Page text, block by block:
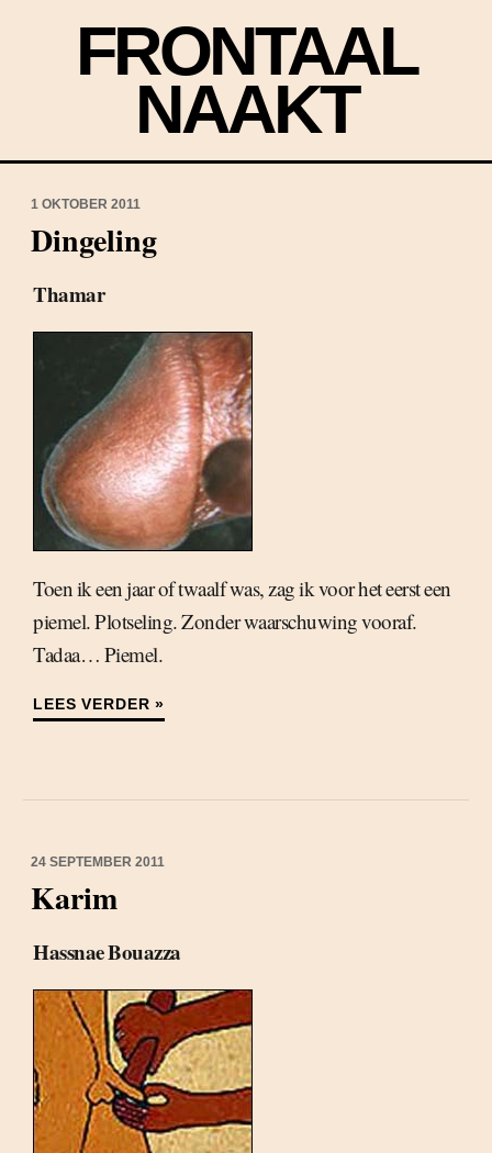
FRONTAAL
NAAKT
1 OKTOBER 2011
Dingeling
Thamar
Toen ik een jaar of twaalf was, zag ik voor het eerst een
piemel. Plotseling. Zonder waarschuwing vooraf.
Tadaa… Piemel.
LEES VERDER »
24 SEPTEMBER 2011
Karim
Hassnae Bouazza